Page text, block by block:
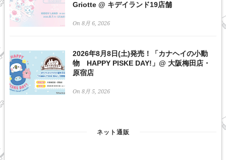
Griotte @ キデイランド19店舗
On 8月 6, 2026
2026年8月8日(土)発売！「カナヘイの小動
物 HAPPY PISKE DAY!」@ 大阪梅田店・
原宿店
On 8月 5, 2026
ネット通販